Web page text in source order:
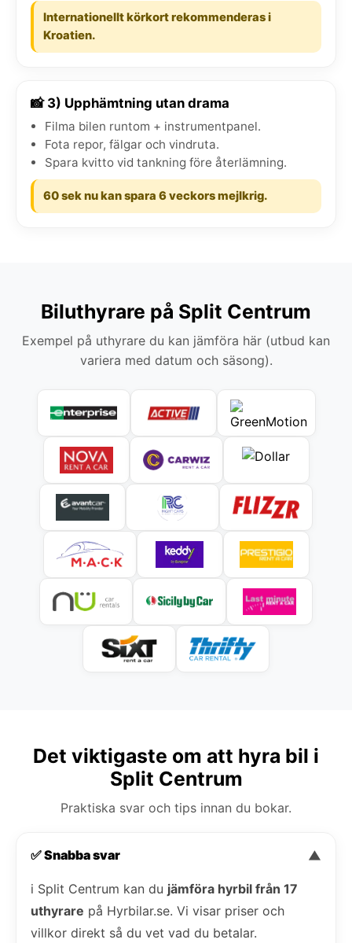
Internationellt körkort rekommenderas i
Kroatien.
📸 3) Upphämtning utan drama
Filma bilen runtom + instrumentpanel.
Fota repor, fälgar och vindruta.
Spara kvitto vid tankning före återlämning.
60 sek nu kan spara 6 veckors mejlkrig.
Biluthyrare på Split Centrum
Exempel på uthyrare du kan jämföra här (utbud kan
variera med datum och säsong).
Det viktigaste om att hyra bil i
Split Centrum
Praktiska svar och tips innan du bokar.
✅ Snabba svar ▼
i Split Centrum kan du jämföra hyrbil från 17
uthyrare på Hyrbilar.se. Vi visar priser och
villkor direkt så du vet vad du betalar.